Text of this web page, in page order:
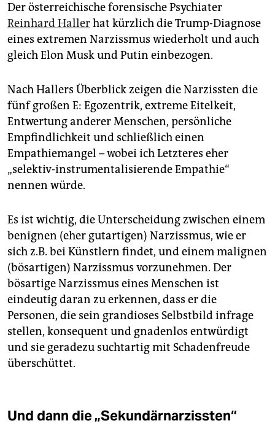
Der österreichische forensische Psychiater
Reinhard Hallerhat kürzlich die Trump-Diagnose
eines extremen Narzissmus wiederholt und auch
gleich Elon Musk und Putin einbezogen.
Nach Hallers Überblick zeigen die Narzissten die
fünf großen E: Egozentrik, extreme Eitelkeit,
Entwertung anderer Menschen, persönliche
Empfindlichkeit und schließlich einen
Empathiemangel – wobei ich Letzteres eher
„selektiv-instrumentalisierende Empathie“
nennen würde.
Es ist wichtig, die Unterscheidung zwischen einem
benignen (eher gutartigen) Narzissmus, wie er
sich z.B. bei Künstlern findet, und einem malignen
(bösartigen) Narzissmus vorzunehmen. Der
bösartige Narzissmus eines Menschen ist
eindeutig daran zu erkennen, dass er die
Personen, die sein grandioses Selbstbild infrage
stellen, konsequent und gnadenlos entwürdigt
und sie geradezu suchtartig mit Schadenfreude
überschüttet.
Und dann die „Sekundärnarzissten“